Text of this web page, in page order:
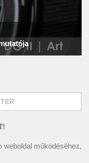
weboldal működéséhez,